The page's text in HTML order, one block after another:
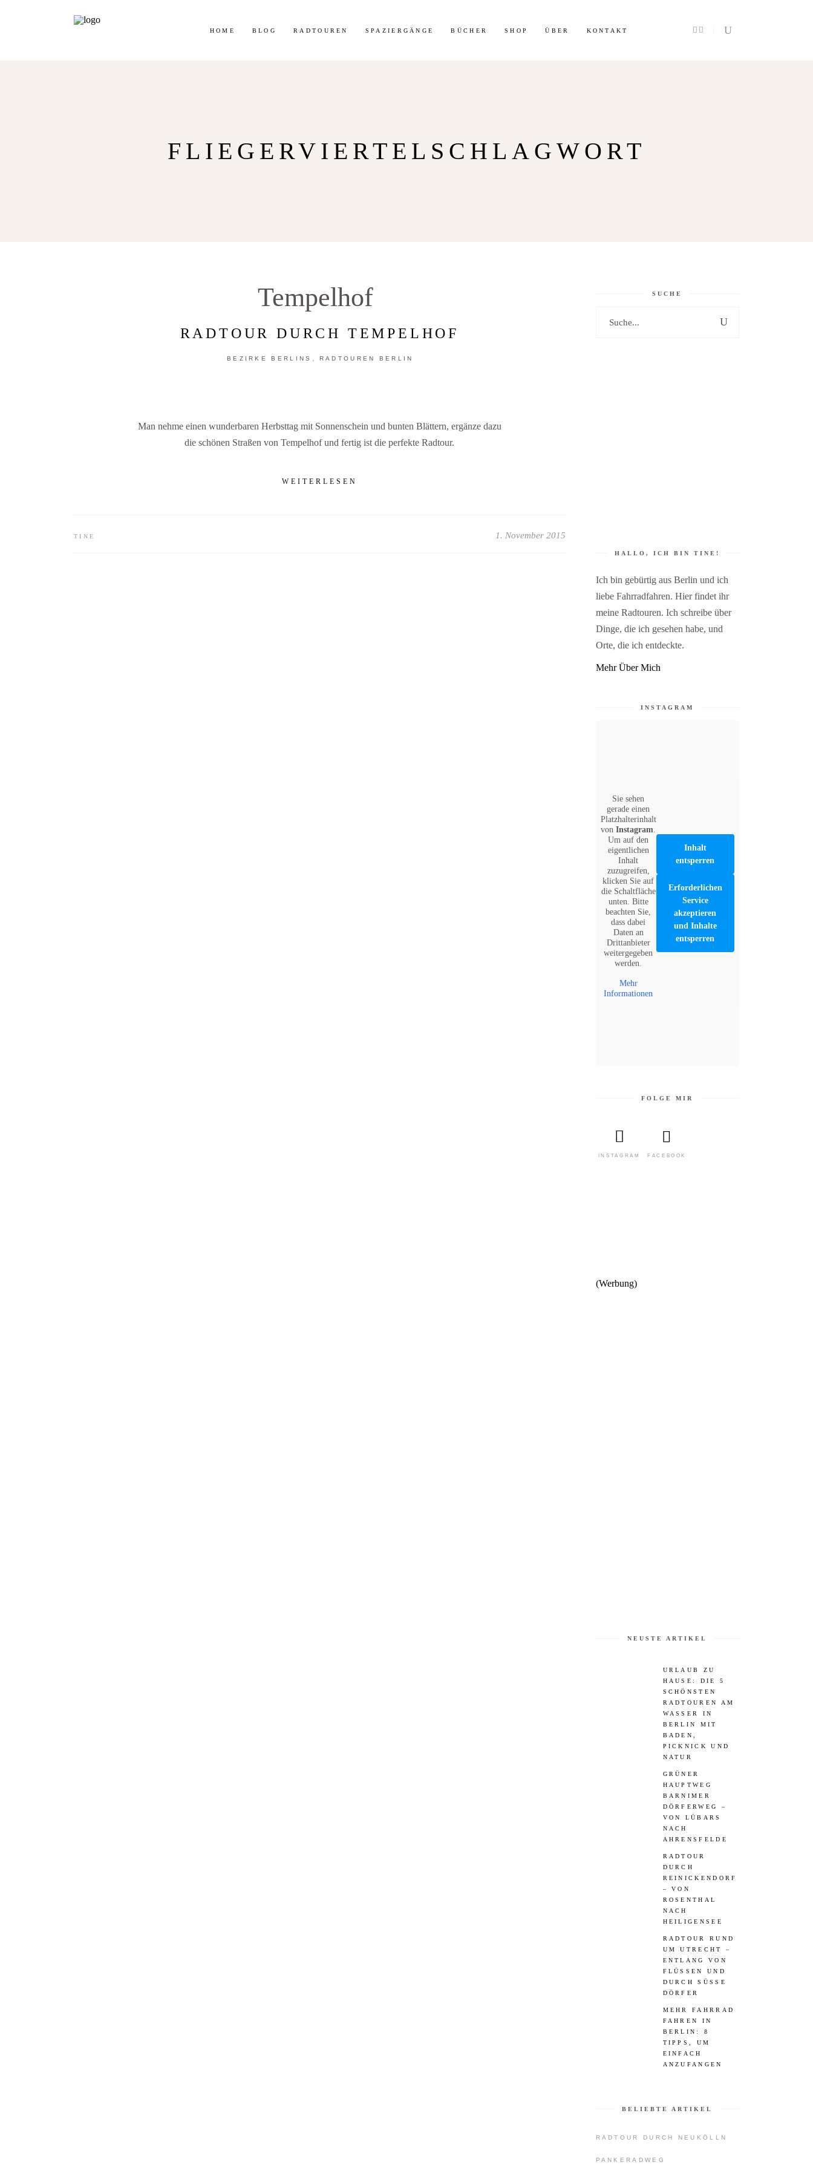
HOME BLOG RADTOUREN SPAZIERGÄNGE BÜCHER SHOP ÜBER KONTAKT
FLIEGERVIERTELSCHLAGWORT
Tempelhof
RADTOUR DURCH TEMPELHOF
BEZIRKE BERLINS , RADTOUREN BERLIN
Man nehme einen wunderbaren Herbsttag mit Sonnenschein und bunten Blättern, ergänze dazu
die schönen Straßen von Tempelhof und fertig ist die perfekte Radtour.
WEITERLESEN
TINE 1. November 2015
SUCHE
HALLO, ICH BIN TINE!
Ich bin gebürtig aus Berlin und ich
liebe Fahrradfahren. Hier findet ihr
meine Radtouren. Ich schreibe über
Dinge, die ich gesehen habe, und
Orte, die ich entdeckte.
Mehr Über Mich
INSTAGRAM
Sie sehen
gerade einen
Platzhalterinhalt
vonInstagram
Um auf den
eigentlichen
Inhalt
zuzugreifen,
klicken Sie auf
die Schaltfläche
unten. Bitte
beachten Sie,
dass dabei
Daten an
Drittanbieter
weitergegeben
werden.
Mehr
Informationen
Inhalt
entsperren
Erforderlichen
Service
akzeptieren
und Inhalte
entsperren
FOLGE MIR
INSTAGRAM FACEBOOK
NEUSTE ARTIKEL
URLAUB ZU
HAUSE: DIE 5
SCHÖNSTEN
RADTOUREN AM
WASSER IN
BERLIN MIT
BADEN,
PICKNICK UND
NATUR
GRÜNER
HAUPTWEG
BARNIMER
DÖRFERWEG –
VON LÜBARS
NACH
AHRENSFELDE
RADTOUR
DURCH
REINICKENDORF
– VON
ROSENTHAL
NACH
HEILIGENSEE
RADTOUR RUND
UM UTRECHT –
ENTLANG VON
FLÜSSEN UND
DURCH SÜSSE D
ÖRFER
MEHR FAHRRAD
FAHREN IN
BERLIN: 8
TIPPS, UM
EINFACH
ANZUFANGEN
BELIEBTE ARTIKEL
RADTOUR DURCH NEUKÖLLN
PANKERADWEG